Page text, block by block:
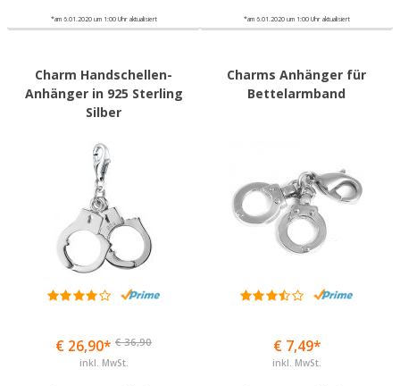
*am 6.01.2020 um 1:00 Uhr aktualisiert *am 6.01.2020 um 1:00 Uhr aktualisiert
Charm Handschellen-
Anhänger in 925 Sterling
Silber
€ 26,90* € 36,90
inkl. MwSt.
Charms Anhänger für
Bettelarmband
€ 7,49*
inkl. MwSt.